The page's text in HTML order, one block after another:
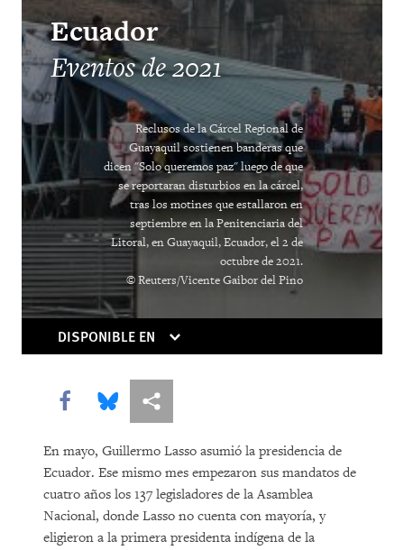
Ecuador
Eventos de 2021
Reclusos de la Cárcel Regional de
Guayaquil sostienen banderas que
dicen "Solo queremos paz" luego de que
se reportaran disturbios en la cárcel,
tras los motines que estallaron en
septiembre en la Penitenciaria del
Litoral, en Guayaquil, Ecuador, el 2 de
octubre de 2021.
© Reuters/Vicente Gaibor del Pino
DISPONIBLE EN
Share this via Facebook
Share this via Bluesky
Share this via Compartir
En mayo, Guillermo Lasso asumió la presidencia de
Ecuador. Ese mismo mes empezaron sus mandatos de
cuatro años los 137 legisladores de la Asamblea
Nacional, donde Lasso no cuenta con mayoría, y
eligieron a la primera presidenta indígena de la